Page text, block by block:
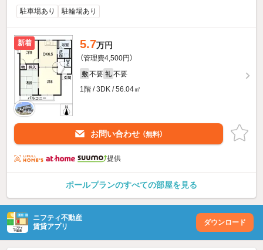
駐車場あり
駐輪場あり
新着 5.7万円
（管理費4,500円）
敷 不要 礼 不要
1階 / 3DK / 56.04㎡
お問い合わせ （無料）
提供
ポールプランのすべての部屋を見る
ニフティ不動産
賃貸アプリ
ダウンロード